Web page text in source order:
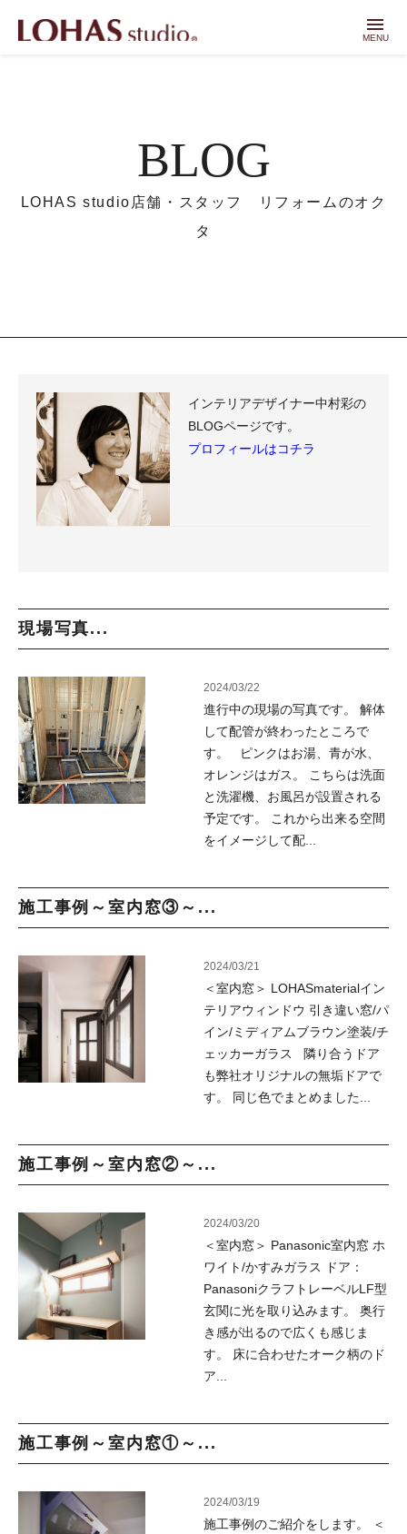
menu
MENU
BLOG
LOHAS studio店舗・スタッフ リフォームのオク
タ
インテリアデザイナー中村彩の
BLOGページです。
プロフィールはコチラ
現場写真...
2024/03/22
進行中の現場の写真です。 解体
して配管が終わったところで
す。 ピンクはお湯、青が水、
オレンジはガス。 こちらは洗面
と洗濯機、お風呂が設置される
予定です。 これから出来る空間
をイメージして配...
施工事例～室内窓③～...
2024/03/21
＜室内窓＞ LOHASmaterialイン
テリアウィンドウ 引き違い窓/パ
イン/ミディアムブラウン塗装/チ
ェッカーガラス 隣り合うドア
も弊社オリジナルの無垢ドアで
す。 同じ色でまとめました...
施工事例～室内窓②～...
2024/03/20
＜室内窓＞ Panasonic室内窓 ホ
ワイト/かすみガラス ドア：
PanasoniクラフトレーベルLF型
玄関に光を取り込みます。 奥行
き感が出るので広くも感じま
す。 床に合わせたオーク柄のド
ア...
施工事例～室内窓①～...
2024/03/19
施工事例のご紹介をします。 ＜